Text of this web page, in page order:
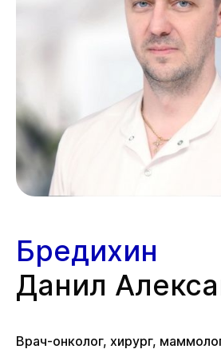
Бредихин
Данил
Врач-онколог, хирург,